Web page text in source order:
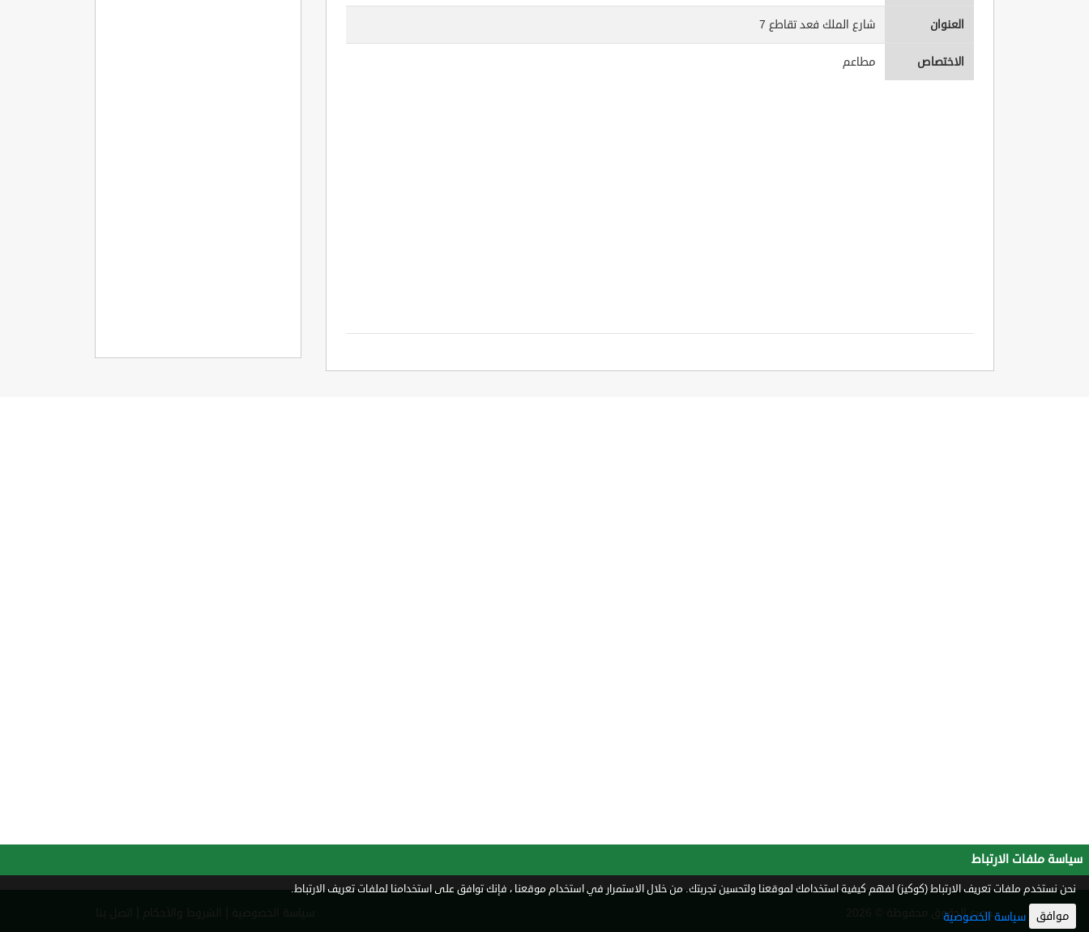
العنوان شارع الملك فعد تقاطع 7
الاختصاص مطاعم
جميع الحقوق محفوظة © 2026
سياسة ملفات الارتباط
نحن نستخدم ملفات تعريف الارتباط (كوكيز) لفهم كيفية استخدامك لموقعنا ولتحسين تجربتك. من خلال الاستمرار في استخدام موقعنا ، فإنك توافق على استخدامنا لملفات تعريف الارتباط.
موافق سياسة الخصوصية